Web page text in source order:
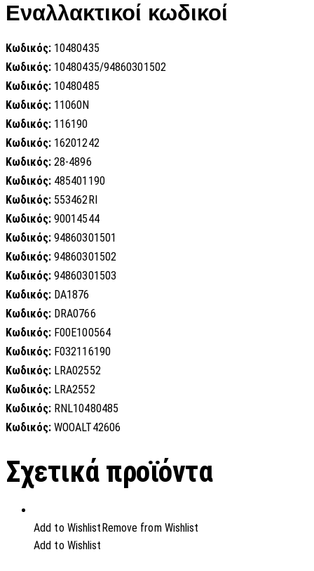
Εναλλακτικοί κωδικοί
Κωδικός: 10480435
Κωδικός: 10480435/94860301502
Κωδικός: 10480485
Κωδικός: 11060N
Κωδικός: 116190
Κωδικός: 16201242
Κωδικός: 28-4896
Κωδικός: 485401190
Κωδικός: 553462RI
Κωδικός: 90014544
Κωδικός: 94860301501
Κωδικός: 94860301502
Κωδικός: 94860301503
Κωδικός: DA1876
Κωδικός: DRA0766
Κωδικός: F00E100564
Κωδικός: F032116190
Κωδικός: LRA02552
Κωδικός: LRA2552
Κωδικός: RNL10480485
Κωδικός: WOOALT42606
Σχετικά προϊόντα
Add to Wishlist Remove from Wishlist
Add to Wishlist